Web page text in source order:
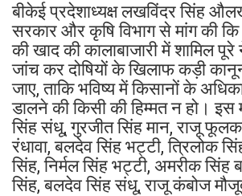
बीकेई प्रदेशाध्यक्ष लखविंदर सिंह
सरकार और कृषि विभाग से मांग की
की खाद की कालाबाजारी में शामिल
जांच कर दोषियों के खिलाफ कड़ी
जाए, ताकि भविष्य में किसानों के
डालने की किसी की हिम्मत न हो। इस
सिंह संधू, गुरजीत सिंह मान, राजू
रंधावा, बलदेव सिंह भट्टी, त्रिलोक
सिंह, निर्मल सिंह भट्टी, अमरीक सिंह
सिंह, बलदेव सिंह संधू, राजू कंबोज